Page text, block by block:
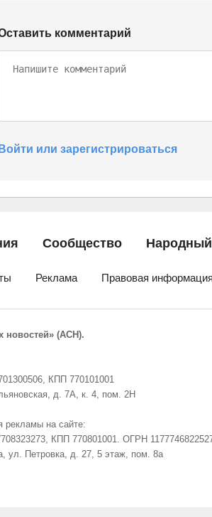
комментарий
Войти или зарегистрироваться
Сообщество
Реклама Правовая информация
новостей» (АСН).
КПП 770101001
д. 7А, к. 4, пом. 2Н
рекламы на сайте:
КПП 770801001. ОГРН
ул. Петровка, д. 27, 5 этаж, пом. 8а